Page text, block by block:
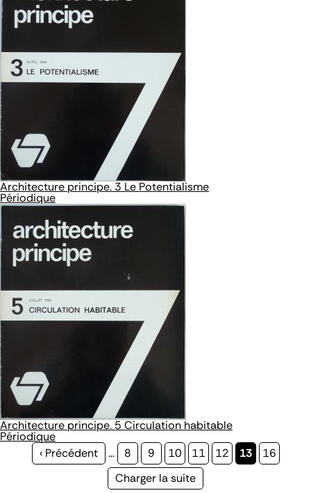
Architecture principe. 3 Le Potentialisme
Périodique
Architecture principe. 5 Circulation habitable
Périodique
Page
‹ Précédent … Page
8 Page
9 Page
10 Page
11 Page
12
Page
13 Page
16
Page
Charger la suite